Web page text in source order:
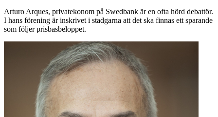
Arturo Arques, privatekonom på Swedbank är en ofta hörd debattör.
I hans förening är inskrivet i stadgarna att det ska finnas ett sparande
som följer prisbasbeloppet.